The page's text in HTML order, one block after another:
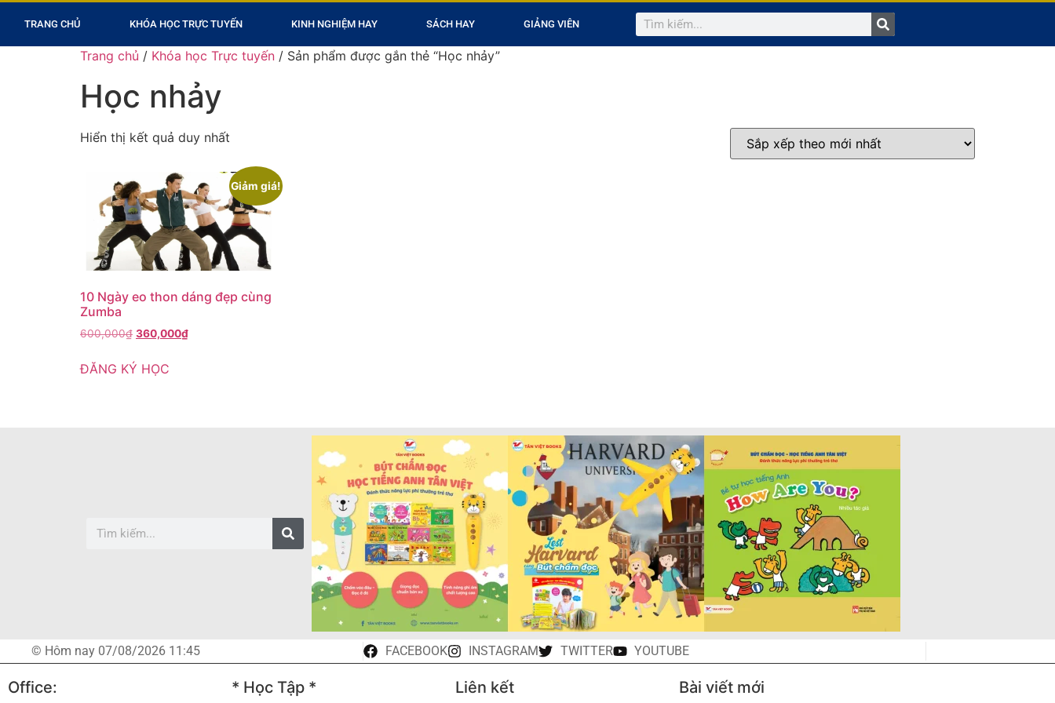
TRANG CHỦ KHÓA HỌC TRỰC TUYẾN KINH NGHIỆM HAY SÁCH HAY GIẢNG VIÊN
Trang chủ / Khóa học Trực tuyến / Sản phẩm được gắn thẻ “Học nhảy”
Học nhảy
Hiển thị kết quả duy nhất
Giảm giá!
10 Ngày eo thon dáng đẹp cùng
Zumba
600,000₫ 360,000₫
ĐĂNG KÝ HỌC
© Hôm nay 07/08/2026 11:45 FACEBOOK INSTAGRAM TWITTER YOUTUBE
Office: * Học Tập * Liên kết Bài viết mới